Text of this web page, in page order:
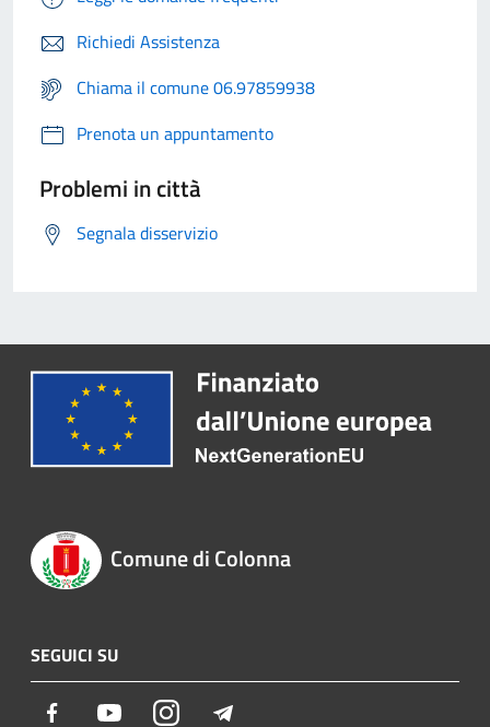
Richiedi Assistenza
Chiama il comune 06.97859938
Prenota un appuntamento
Problemi in città
Segnala disservizio
Comune di Colonna
SEGUICI SU
Facebook YoutubeInstagram